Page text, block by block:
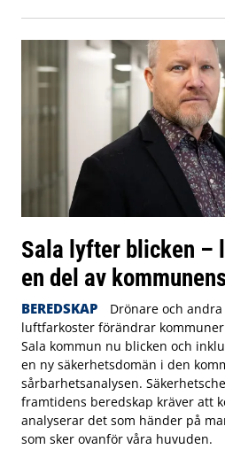
Sala lyfter blicken –
en del av
BEREDSKAP
Drönare och
luftfarkoster förändrar
Sala kommun nu blicken och
en ny säkerhetsdomän i den
sårbarhetsanalysen.
framtidens beredskap kräver att
analyserar det som händer på
som sker ovanför våra huvuden.